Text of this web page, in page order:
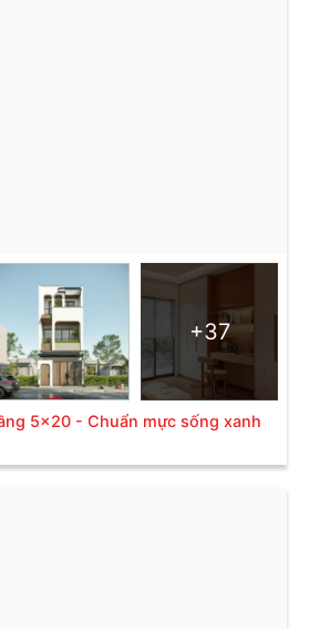
+37
5x20 - Chuẩn mực sống xanh